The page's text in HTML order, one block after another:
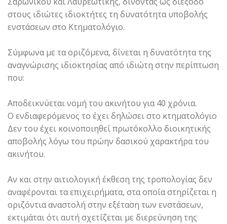
στους ιδιώτες ιδιοκτήτες τη δυνατότητα υποβολής
ενστάσεων στο Κτηματολόγιο.
Σύμφωνα με τα οριζόμενα, δίνεται η δυνατότητα της
αναγνώρισης ιδιοκτησίας από ιδιώτη στην περίπτωση
που:
Αποδεικνύεται νομή του ακινήτου για 40 χρόνια.
Ο ενδιαφερόμενος το έχει δηλώσει στο κτηματολόγιο
Δεν του έχει κοινοποιηθεί πρωτόκολλο διοικητικής
αποβολής λόγω του πρώην δασικού χαρακτήρα του
ακινήτου.
Αν και στην αιτιολογική έκθεση της τροπολογίας δεν
αναφέρονται τα επιχειρήματα, στα οποία στηρίζεται η
οριζόντια αναστολή στην εξέταση των ενστάσεων,
εκτιμάται ότι αυτή σχετίζεται με διερεύνηση της